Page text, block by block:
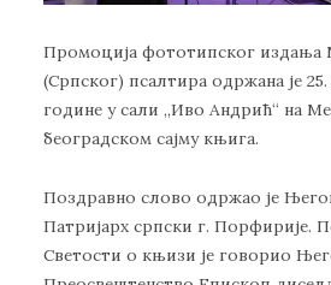
Промоција фототипског издања
(Српског) псалтира одржана је
године у сали „Иво Андрић“ на
београдском сајму књига.
Поздравно слово одржао је
Патријарх српски г. Порфирије.
Светости о књизи је говорио